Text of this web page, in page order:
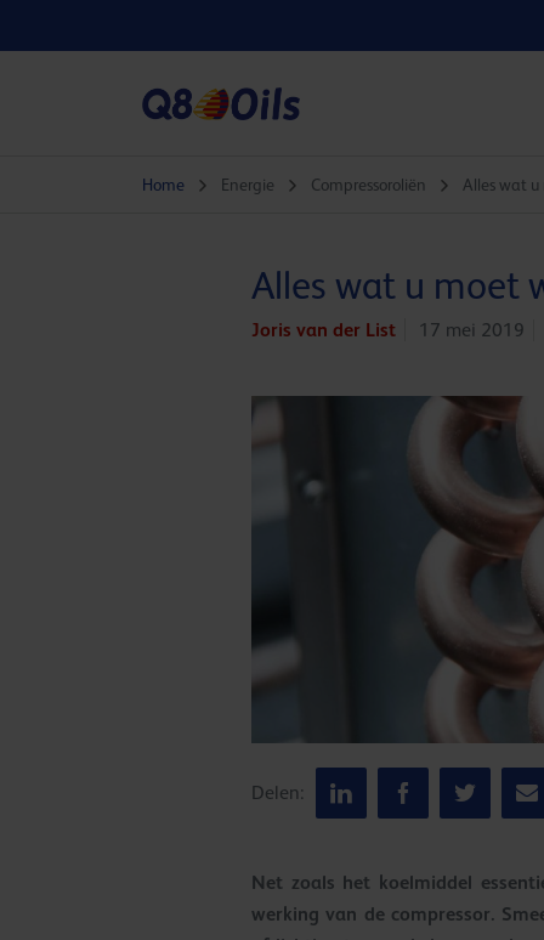
Home Energie Compressoroliën Alles wat u
Alles wat u moet
Joris van der List 17 mei 2019
Delen:
Net zoals het koelmiddel
werking van de compressor.